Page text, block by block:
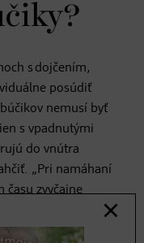
s dojčením,
posúdiť
nemusí byť
s vpadnutými
do vnútra
„Pri namáhaní
času zvyčajne
už možno dať
žien reálne